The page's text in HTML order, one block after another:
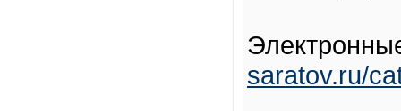
saratov.ru/